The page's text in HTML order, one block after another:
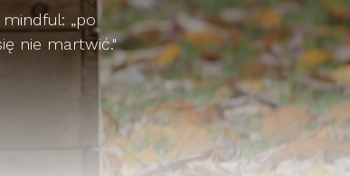
„po
nie martwić."